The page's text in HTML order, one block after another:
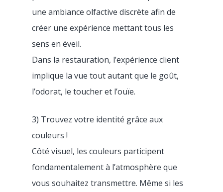
une ambiance olfactive discrète afin de
créer une expérience mettant tous les
sens en éveil.
Dans la restauration, l’expérience client
implique la vue tout autant que le goût,
l’odorat, le toucher et l’ouïe.
3) Trouvez votre identité grâce aux
couleurs !
Côté visuel, les couleurs participent
fondamentalement à l’atmosphère que
vous souhaitez transmettre. Même si les